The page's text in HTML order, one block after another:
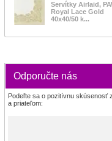
Servítky Airlaid,
Royal Lace Gold
40x40/50 k...
Odporučte nás
Podeľte sa o pozitívnu skúsenosť
a priateľom: